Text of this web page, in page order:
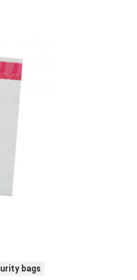
bags